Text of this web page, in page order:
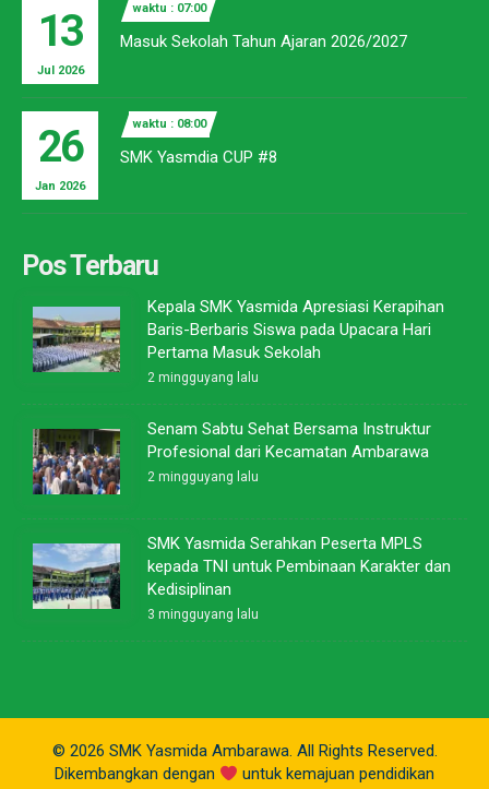
13
Jul 2026
waktu : 07:00
Masuk Sekolah Tahun Ajaran 2026/2027
26
Jan 2026
waktu : 08:00
SMK Yasmdia CUP #8
Pos Terbaru
Kepala SMK Yasmida Apresiasi Kerapihan
Baris-Berbaris Siswa pada Upacara Hari
Pertama Masuk Sekolah
2 mingguyang lalu
Senam Sabtu Sehat Bersama Instruktur
Profesional dari Kecamatan Ambarawa
2 mingguyang lalu
SMK Yasmida Serahkan Peserta MPLS
kepada TNI untuk Pembinaan Karakter dan
Kedisiplinan
3 mingguyang lalu
© 2026 SMK Yasmida Ambarawa. All Rights Reserved.
Dikembangkan dengan
untuk kemajuan pendidikan